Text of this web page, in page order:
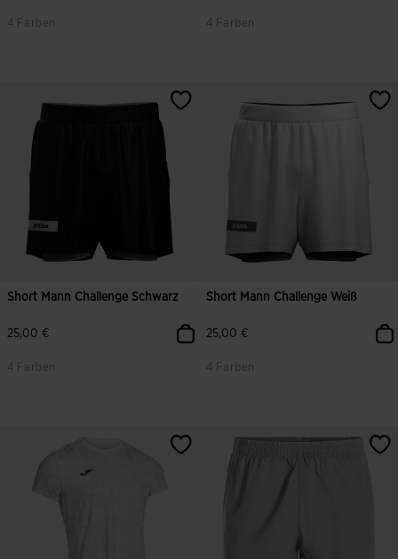
4 Farben
3,1 von 5 Kundenbewertungen
4 Farben
Short Mann Challenge Schwarz
25,00 €
4 Farben
Short Mann Challenge Weiß
25,00 €
4 Farben
3,5 von 5 Kundenbewertungen